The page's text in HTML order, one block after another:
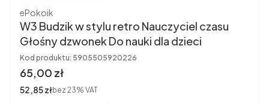
Producent
ePokoik
W3 Budzik w stylu retro Nauczyciel czasu
Głośny dzwonek Do nauki dla dzieci
Kod produktu: 5905505920226
Cena brutto
65,00 zł
Cena netto
52,85 złbez 23% VAT